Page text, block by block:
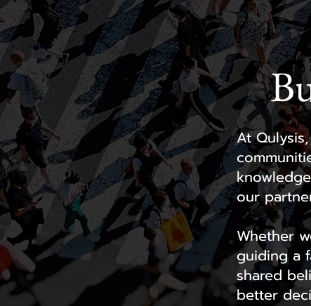
At
our
Whether
guiding a
shared
better